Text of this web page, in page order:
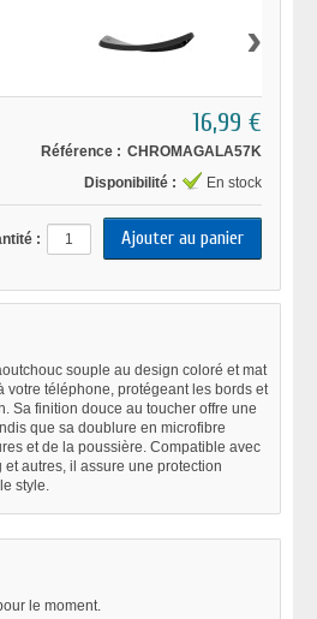
›
16,99 €
Référence : CHROMAGALA57K
Disponibilité :
En stock
:
souple au design coloré et mat
votre téléphone, protégeant les bords et
Sa finition douce au toucher offre une
que sa doublure en microfibre
et de la poussière. Compatible avec
et autres, il assure une protection
style.
le moment.